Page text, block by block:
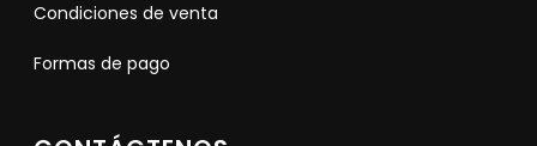
Condiciones de venta
Formas de pago